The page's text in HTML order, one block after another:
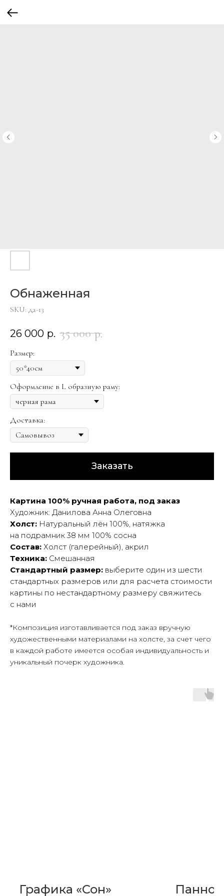
Обнаженная
SKU: да-13
26 000 р. 35 000 р.
Размер:
Оформление в L образную раму:
Доставка:
Заказать
Картина 100% ручная работа, под заказ
Художник: Данилова Анна Олеговна
Холст: Натуральный лён 100%, натяжка
на подрамник 38 мм 100% сосна
Состав: Холст (галерейный), акрил
Техника: Смешанная
Стандартный размер: выберите один из шести
стандартных размеров или для расчета стоимости
картины по нестандартному размеру свяжитесь
с нами
*Композиция изготавливается под заказ вручную
художественными материалами на холсте, за счет чего
в каждой работе имеется особая индивидуальность и
уникальный почерк художника.
Графика «Сон» Панно